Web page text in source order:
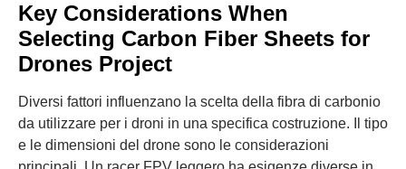
Key Considerations When
Selecting Carbon Fiber Sheets for
Drones Project
Diversi fattori influenzano la scelta della fibra di carbonio
da utilizzare per i droni in una specifica costruzione. Il tipo
e le dimensioni del drone sono le considerazioni